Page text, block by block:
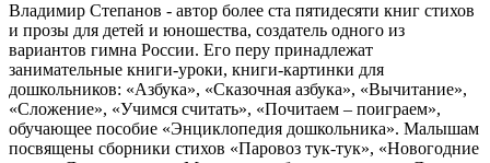
Владимир Степанов - автор более ста пятидесяти книг стихов
и прозы для детей и юношества, создатель одного из
вариантов гимна России. Его перу принадлежат
занимательные книги-уроки, книги-картинки для
дошкольников: «Азбука», «Сказочная азбука», «Вычитание»,
«Сложение», «Учимся считать», «Почитаем – поиграем»,
обучающее пособие «Энциклопедия дошкольника». Малышам
посвящены сборники стихов «Паровоз тук-тук», «Новогодние